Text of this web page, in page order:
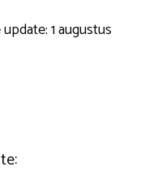
1 augustus